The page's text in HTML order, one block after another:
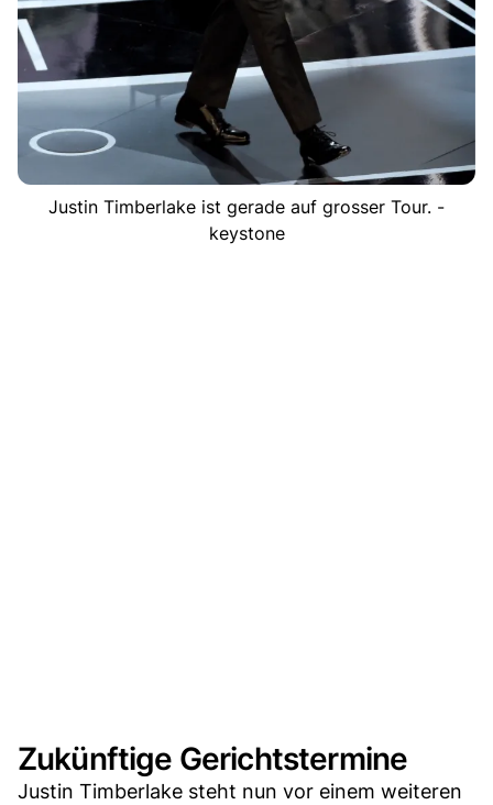
Justin Timberlake ist gerade auf grosser Tour. -
keystone
Zukünftige Gerichtstermine
Justin Timberlake steht nun vor einem weiteren